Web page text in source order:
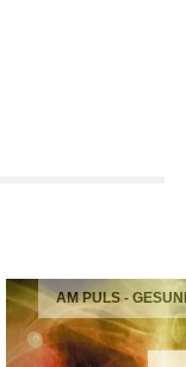
AM PULS -